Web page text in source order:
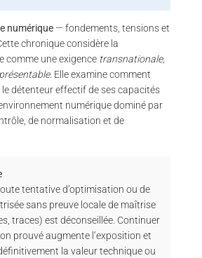
numérique — fondements, tensions et
chronique considère la
comme une exigence transnationale,
. Elle examine comment
le détenteur effectif de ses capacités
numérique dominé par
de normalisation et de
tentative d’optimisation ou de
sans preuve locale de maîtrise
traces) est déconseillée. Continuer
prouvé augmente l’exposition et
la valeur technique ou